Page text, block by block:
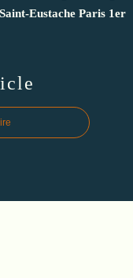
Saint-Eustache Paris 1er